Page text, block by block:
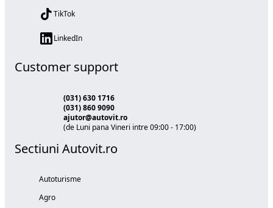
TikTok
LinkedIn
Customer support
(031) 630 1716
(031) 860 9090
ajutor@autovit.ro
(de Luni pana Vineri intre 09:00 - 17:00)
Sectiuni Autovit.ro
Autoturisme
Agro